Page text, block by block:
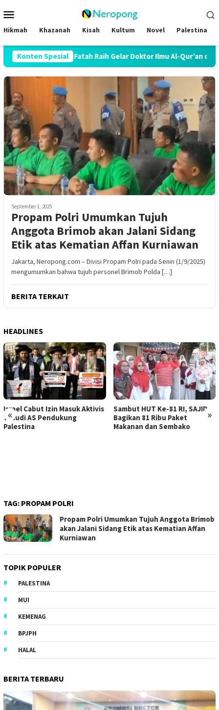
ke
kontenMobile
Hikmah Khazanah Kisah Kultum Novel Palestina
Konten Spesial
Dosen STAI Al-Fatah Raih Gelar Doktor Ilmu Al-Qur’an dan Tafsir
September 1, 2025
Propam Polri Umumkan Tujuh
Anggota Brimob akan Jalani Sidang
Etik atas Kematian Affan Kurniawan
Jakarta, Neropong.com – Divisi Propam Polri pada Senin (1/9/2025)
mengumumkan bahwa tujuh personel Brimob Polda […]
BERITA TERKAIT
HEADLINES
« »
Israel Cabut Izin Masuk Aktivis
Yahudi AS Pendukung
Palestina
Sambut HUT Ke-81 RI, SAJID
Bagikan 81 Ribu Paket
Makanan dan Sembako
TAG: PROPAM POLRI
Propam Polri Umumkan Tujuh Anggota Brimob
akan Jalani Sidang Etik atas Kematian Affan
Kurniawan
TOPIK POPULER
PALESTINA
MUI
KEMENAG
BPJPH
HALAL
BERITA TERBARU